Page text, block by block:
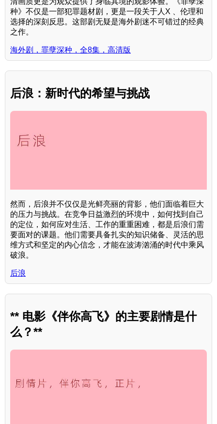
种》不仅是一部犯罪题材剧，更是一段关于人X 、伦理和
选择的深刻反思。这部剧无疑是海外剧迷不可错过的经典
之作。
海外剧，罪孽深种，全8集，高清版
后浪：新时代的希望与挑战
然而，后浪并不仅仅是光鲜亮丽的背影，他们面临着巨大
的压力与挑战。在竞争日益激烈的环境中，如何找到自己
的定位，如何应对生活、工作的重重困难，都是后浪们需
要面对的课题。他们需要具备扎实的知识储备、灵活的思
维方式和坚定的内心信念，才能在波涛汹涌的时代中乘风
破浪。
后浪
** 电影《伴你高飞》的主要剧情是什
么？**